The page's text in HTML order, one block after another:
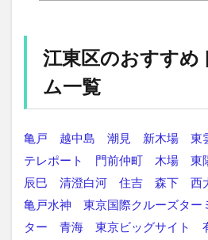
江東区のおすすめ
ム一覧
亀戸 越中島 潮見 新木場 東
テレポート
門前仲町 木場 東
辰巳
清澄白河 住吉 森下 西
亀戸水神
東京国際クルーズター
ター
青海 東京ビッグサイト